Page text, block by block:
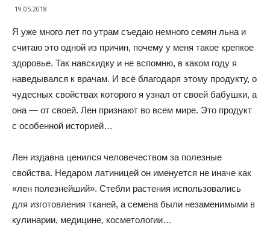
19.05.2018
Я уже много лет по утрам съедаю немного семян льна и
считаю это одной из причин, почему у меня такое крепкое
здоровье. Так навскидку и не вспомню, в каком году я
наведывался к врачам. И всё благодаря этому продукту, о
чудесных свойствах которого я узнал от своей бабушки, а
она — от своей. Лен признают во всем мире. Это продукт
с особенной историей…
Лен издавна ценился человечеством за полезные
свойства. Недаром латиницей он именуется не иначе как
«лен полезнейший». Стебли растения использовались
для изготовления тканей, а семена были незаменимыми в
кулинарии, медицине, косметологии…